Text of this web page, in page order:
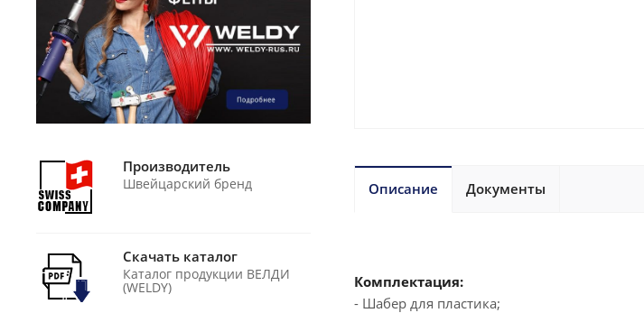
Описание Документы
Комплектация:
- Шабер для пластика;
Производитель
Швейцарский бренд
Скачать каталог
Каталог продукции ВЕЛДИ
(WELDY)